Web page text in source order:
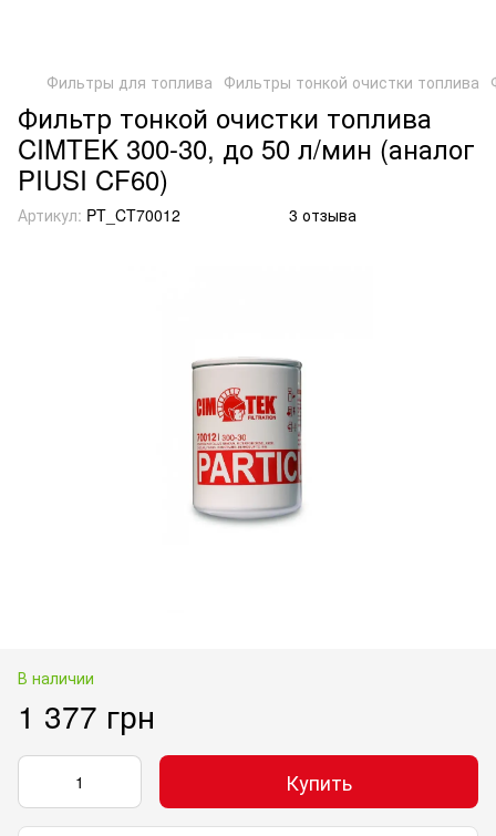
Фильтры для топлива Фильтры тонкой очистки топлива
Фильтр тонкой очистки топлива
CIMTEK 300-30, до 50 л/мин (аналог
PIUSI CF60)
Артикул: PT_CT70012 3 отзыва
В наличии
1 377 грн
Купить